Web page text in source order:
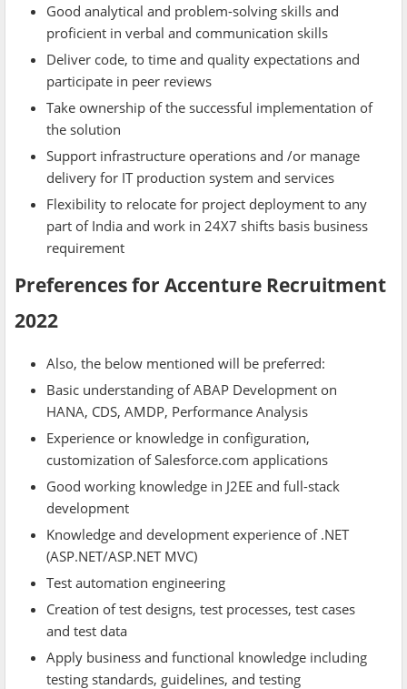
Good analytical and problem-solving skills and
proficient in verbal and communication skills
Deliver code, to time and quality expectations and
participate in peer reviews
Take ownership of the successful implementation of
the solution
Support infrastructure operations and /or manage
delivery for IT production system and services
Flexibility to relocate for project deployment to any
part of India and work in 24X7 shifts basis business
requirement
Preferences for Accenture Recruitment
2022
Also, the below mentioned will be preferred:
Basic understanding of ABAP Development on
HANA, CDS, AMDP, Performance Analysis
Experience or knowledge in configuration,
customization of Salesforce.com applications
Good working knowledge in J2EE and full-stack
development
Knowledge and development experience of .NET
(ASP.NET/ASP.NET MVC)
Test automation engineering
Creation of test designs, test processes, test cases
and test data
Apply business and functional knowledge including
testing standards, guidelines, and testing